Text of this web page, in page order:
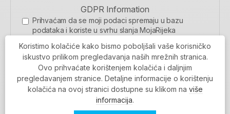
GDPR Information
Prihvaćam da se moji podaci spremaju u bazu
podataka i koriste u svrhu slanja MojaRijeka
MOJARIJEKA NEWSLETTER
PRIJAVI SE
Koristimo kolačiće kako bismo poboljšali vaše korisničko
iskustvo prilikom pregledavanja naših mrežnih stranica.
Ovo prihvaćate korištenjem kolačića i daljnjim
pregledavanjem stranice. Detaljne informacije o korištenju
kolačića na ovoj stranici dostupne su klikom na više
informacija.